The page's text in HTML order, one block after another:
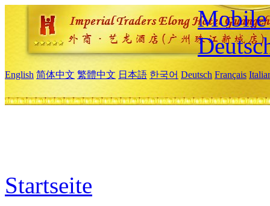
Mobile
English 简体中文 繁體中文 日本語 한국어 Deutsch Français
Startseite